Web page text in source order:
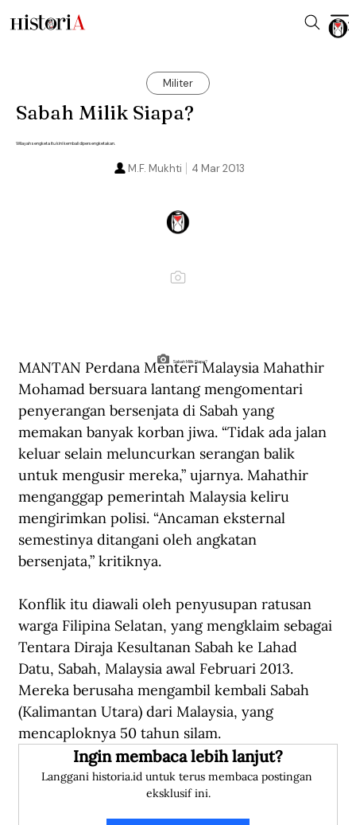
Militer
Sabah Milik Siapa?
Wilayah sengketa itu kini kembali dipersengketakan.
4 Mar 2013
M.F. Mukhti
Sabah Milik Siapa?
MANTAN Perdana Menteri Malaysia Mahathir
Mohamad bersuara lantang mengomentari
penyerangan bersenjata di Sabah yang
memakan banyak korban jiwa. “Tidak ada jalan
keluar selain meluncurkan serangan balik
untuk mengusir mereka,” ujarnya. Mahathir
menganggap pemerintah Malaysia keliru
mengirimkan polisi. “Ancaman eksternal
semestinya ditangani oleh angkatan
bersenjata,” kritiknya.
Konflik itu diawali oleh penyusupan ratusan
warga Filipina Selatan, yang mengklaim sebagai
Tentara Diraja Kesultanan Sabah ke Lahad
Datu, Sabah, Malaysia awal Februari 2013.
Mereka berusaha mengambil kembali Sabah
(Kalimantan Utara) dari Malaysia, yang
mencaploknya 50 tahun silam.
Ingin membaca lebih lanjut?
Langgani historia.id untuk terus membaca postingan
eksklusif ini.